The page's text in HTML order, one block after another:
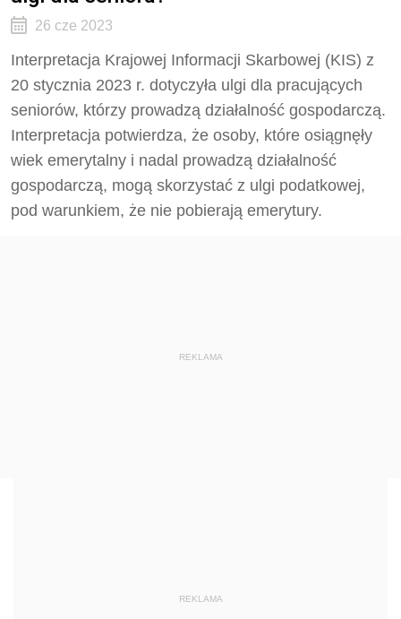
26 cze 2023
Interpretacja Krajowej Informacji Skarbowej (KIS) z
20 stycznia 2023 r. dotyczyła ulgi dla pracujących
seniorów, którzy prowadzą działalność gospodarczą.
Interpretacja potwierdza, że osoby, które osiągnęły
wiek emerytalny i nadal prowadzą działalność
gospodarczą, mogą skorzystać z ulgi podatkowej,
pod warunkiem, że nie pobierają emerytury.
REKLAMA
REKLAMA